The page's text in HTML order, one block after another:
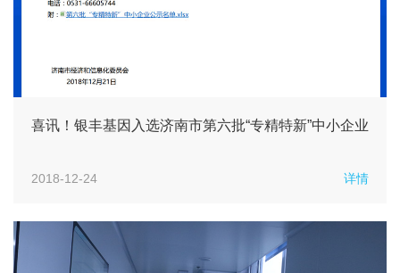
喜讯！银丰基因入选济南市第六批“专精特新”中小企业
2018-12-24 详情